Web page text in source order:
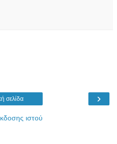
›
σελίδα
ιστού